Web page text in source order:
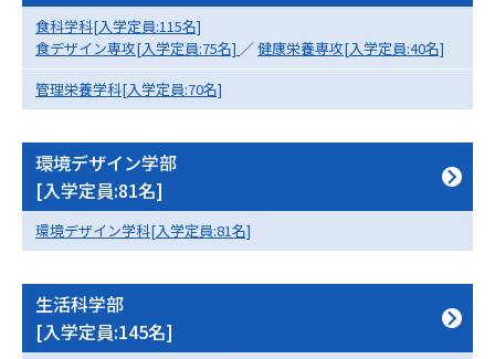
SELFBRAND特集ページ
オープンキャンパスなどを調べる
オープンキャンパス検索 実施プログラムから探す
来場型・Web型イベント特集 夢ナビライブ
食科学科[入学定員:115名]
食デザイン専攻[入学定員:75名] ／健康栄養専攻[入学定員:40名]
管理栄養学科[入学定員:70名]
環境デザイン学部
[入学定員:81名]
環境デザイン学科[入学定員:81名]
生活科学部
[入学定員:145名]